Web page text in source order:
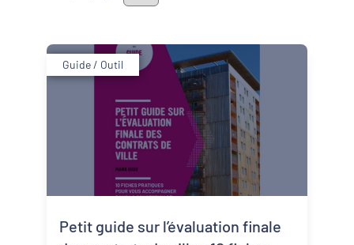
Thématiques
Démarches alimentaires de territoire
Développement territorial
Inclusion numérique
Guide / Outil
Petit guide sur l’évaluation finale